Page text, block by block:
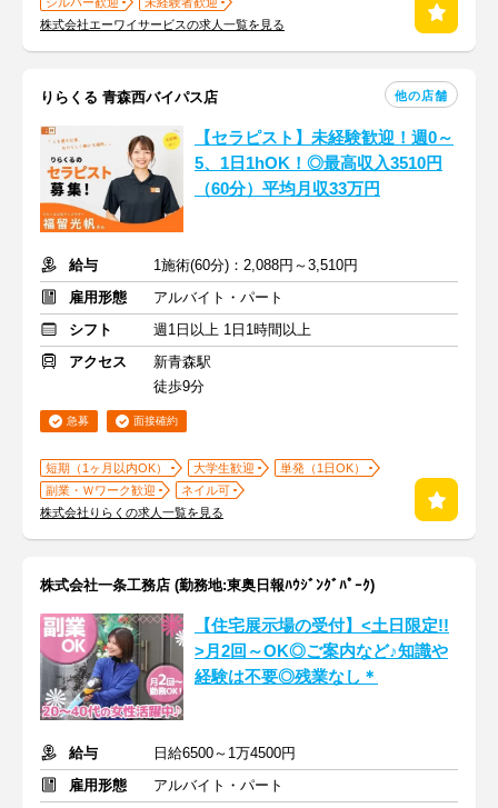
株式会社エーワイサービスの求人一覧を見る
りらくる 青森西バイパス店 他の店舗
【セラピスト】未経験歓迎！週0～
5、1日1hOK！◎最高収入3510円
（60分）平均月収33万円
給与
1施術(60分)：2,088円～3,510円
雇用形態
アルバイト・パート
シフト
週1日以上 1日1時間以上
アクセス
新青森駅
徒歩9分
急募 面接確約
短期（1ヶ月以内OK） 大学生歓迎
単発（1日OK）
副業・Ｗワーク歓迎
ネイル可
株式会社りらくの求人一覧を見る
株式会社一条工務店 (勤務地:東奥日報ﾊｳｼﾞﾝｸﾞﾊﾟｰｸ)
【住宅展示場の受付】<土日限定!!
>月2回～OK◎ご案内など♪知識や
経験は不要◎残業なし＊
給与
日給6500～1万4500円
雇用形態
アルバイト・パート